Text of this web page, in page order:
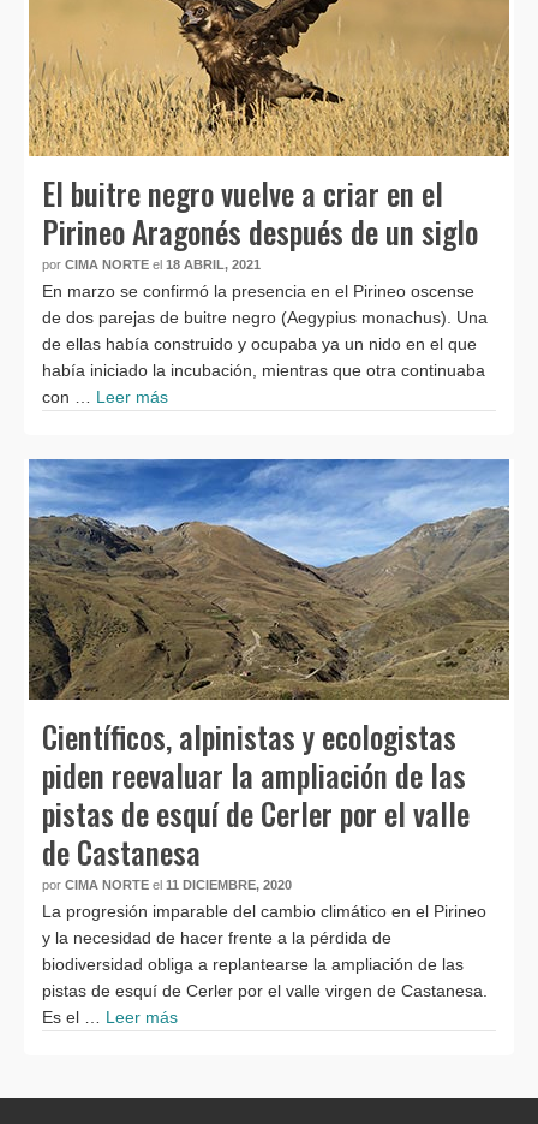
El buitre negro vuelve a criar en el
Pirineo Aragonés después de un siglo
por CIMA NORTE el 18 ABRIL, 2021
En marzo se confirmó la presencia en el Pirineo oscense
de dos parejas de buitre negro (Aegypius monachus). Una
de ellas había construido y ocupaba ya un nido en el que
había iniciado la incubación, mientras que otra continuaba
con … Leer más
Científicos, alpinistas y ecologistas
piden reevaluar la ampliación de las
pistas de esquí de Cerler por el valle
de Castanesa
por CIMA NORTE el 11 DICIEMBRE, 2020
La progresión imparable del cambio climático en el Pirineo
y la necesidad de hacer frente a la pérdida de
biodiversidad obliga a replantearse la ampliación de las
pistas de esquí de Cerler por el valle virgen de Castanesa.
Es el … Leer más